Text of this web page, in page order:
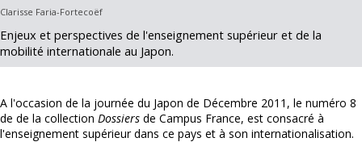
Clarisse Faria-Fortecoëf
Enjeux et perspectives de l'enseignement supérieur et de la
mobilité internationale au Japon.
A l'occasion de la journée du Japon de Décembre 2011, le numéro 8
de de la collection Dossiers de Campus France, est consacré à
l'enseignement supérieur dans ce pays et à son internationalisation.